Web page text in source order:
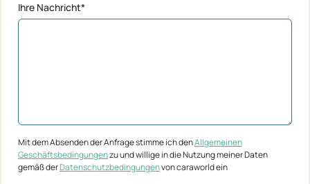
Ihre Nachricht*
Mit dem Absenden der Anfrage stimme ich denAllgemeinen
Geschäftsbedingungenzu und willige in die Nutzung meiner Daten
gemäß derDatenschutzbedingungenvon caraworld ein